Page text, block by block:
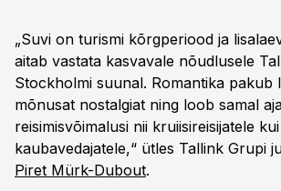
„Suvi on turismi kõrgperiood ja
aitab vastata kasvavale nõudlusele
Stockholmi suunal. Romantika pakub
mõnusat nostalgiat ning loob samal
reisimisvõimalusi nii kruiisireisijatele
kaubavedajatele,“ ütles Tallink Grupi
Piret Mürk-Dubout.